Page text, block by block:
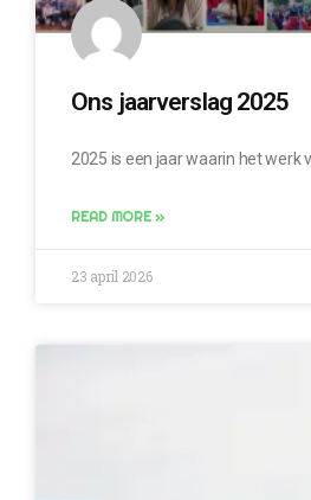
Ons jaarverslag 2025
2025 is een jaar waarin het werk
READ MORE »
23 april 2026